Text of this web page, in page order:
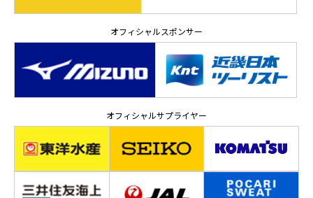
オフィシャルスポンサー
オフィシャルサプライヤー